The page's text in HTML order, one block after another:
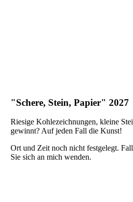
"Schere, Stein, Papier" 2027
Riesige Kohlezeichnungen, kleine
gewinnt? Auf jeden Fall die Kunst!
Ort und Zeit noch nicht festgelegt.
Sie sich an mich wenden.